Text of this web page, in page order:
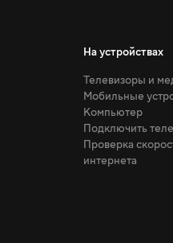
На устройствах
Телевизоры и
Мобильные
Компьютер
Подключить
Проверка
интернета